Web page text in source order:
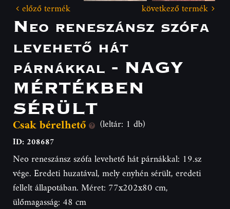
előző termék következő termék
Neo reneszánsz szófa
levehető hát
párnákkal - NAGY
MÉRTÉKBEN
SÉRÜLT
Csak bérelhető (leltár: 1 db)
ID: 208687
Neo reneszánsz szófa levehető hát párnákkal: 19.sz
vége. Eredeti huzatával, mely enyhén sérült, eredeti
fellelt állapotában. Méret: 77x202x80 cm,
ülőmagasság: 48 cm